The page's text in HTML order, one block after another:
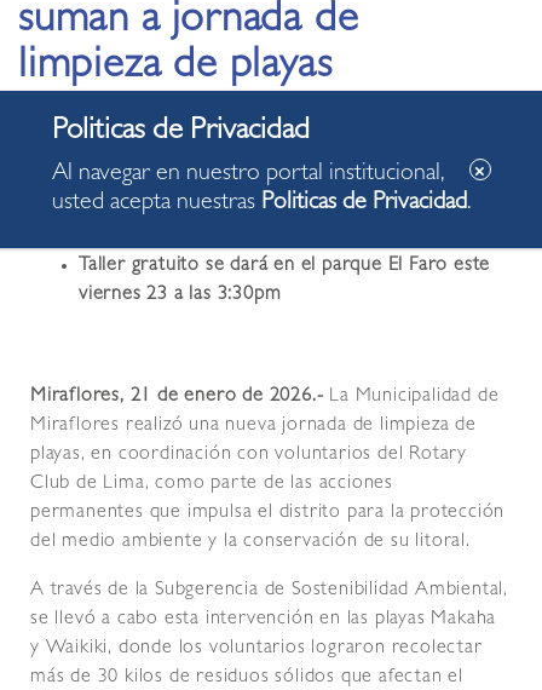
suman a jornada de
limpieza de playas
21.01.2026
Actividad promueve el conocimiento ambiental e
Taller gratuito se dará en el parque El Faro este
viernes 23 a las 3:30pm
Miraflores, 21 de enero de 2026.- La Municipalidad de
Miraflores realizó una nueva jornada de limpieza de
playas, en coordinación con voluntarios del Rotary
Club de Lima, como parte de las acciones
permanentes que impulsa el distrito para la protección
del medio ambiente y la conservación de su litoral.
A través de la Subgerencia de Sostenibilidad Ambiental,
se llevó a cabo esta intervención en las playas Makaha
y Waikiki, donde los voluntarios lograron recolectar
más de 30 kilos de residuos sólidos que afectan el
Al navegar en nuestro portal institucional,
usted acepta nuestras Politicas de Privacidad.